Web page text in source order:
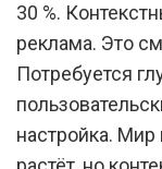
30 %.
реклама. Это
Потребуется
настройка. Мир